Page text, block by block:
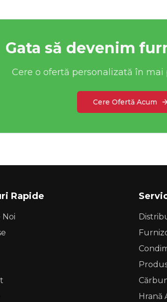
Gata să devenim
Cere o ofertă personalizată în mai
Cere Ofertă Acum
Rapide
Noi
Hrană